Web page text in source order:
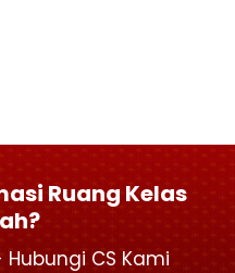
Ruang Kelas
Hubungi CS Kami